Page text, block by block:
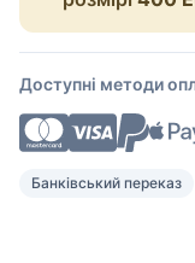
Доступні методи
Банківський переказ